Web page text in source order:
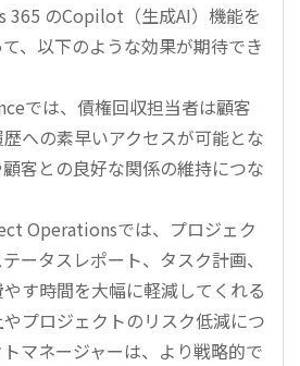
365 のCopilot（生成AI）機能を
、以下のような効果が期待でき
では、債権回収担当者は顧客
への素早いアクセスが可能とな
客との良好な関係の維持につな
Operationsでは、プロジェク
ータスレポート、タスク計画、
す時間を大幅に軽減してくれる
プロジェクトのリスク低減につ
マネージャーは、より戦略的で